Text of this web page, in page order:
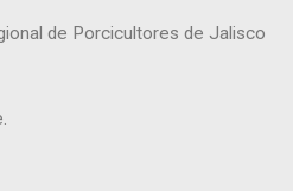
de Porcicultores de Jalisco